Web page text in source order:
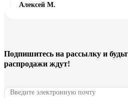
Алексей М.
4 отзыва
Отзыв о NORGAU N2ATM
Подпишитесь на рассылку и
распродажи ждут!